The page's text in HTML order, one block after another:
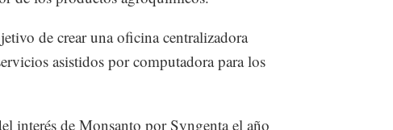
de crear una oficina centralizadora
asistidos por computadora para los
interés de Monsanto por Syngenta el año